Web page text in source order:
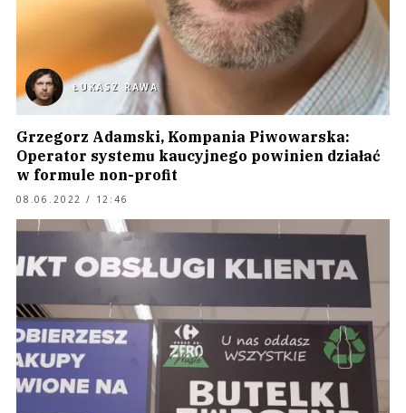
ŁUKASZ RAWA
Grzegorz Adamski, Kompania Piwowarska:
Operator systemu kaucyjnego powinien działać
w formule non-profit
08.06.2022 / 12:46